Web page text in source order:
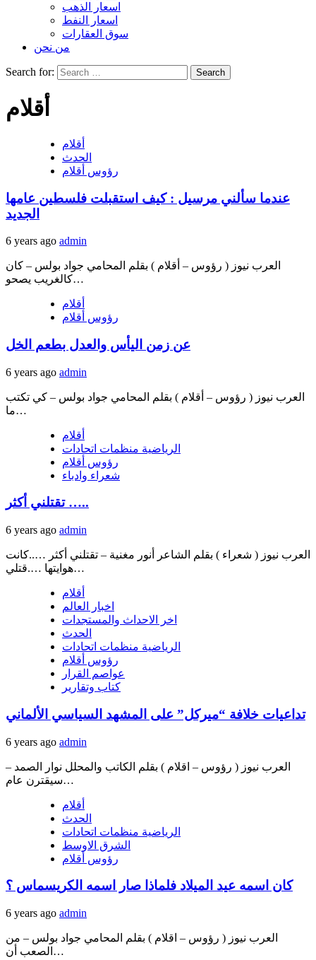
اسعار الذهب
اسعار النفط
سوق العقارات
من نحن
Search for:
أقلام
أقلام
الحدث
رؤوس أقلام
عندما سألني مرسيل : كيف استقبلت فلسطين عامها
الجديد
6 years ago admin
العرب نيوز ( رؤوس – أقلام ) بقلم المحامي جواد بولس – كان
كالغريب يصحو…
أقلام
رؤوس أقلام
عن زمن اليأس والعدل بطعم الخل
6 years ago admin
العرب نيوز ( رؤوس – أقلام ) بقلم المحامي جواد بولس – كي تكتب
ما…
أقلام
الرياضية منظمات اتحادات
رؤوس أقلام
شعراء وادباء
تقتلني أكثر …..
6 years ago admin
العرب نيوز ( شعراء ) بقلم الشاعر أنور مغنية – تقتلني أكثر …..كانت
هوايتها ….قتلي…
أقلام
اخبار العالم
اخر الاحداث والمستجدات
الحدث
الرياضية منظمات اتحادات
رؤوس أقلام
عواصم القرار
كتاب وتقارير
تداعيات خلافة “ميركل” على المشهد السياسي الألماني
6 years ago admin
العرب نيوز ( رؤوس – اقلام ) بقلم الكاتب والمحلل نوار الصمد –
سيقترن عام…
أقلام
الحدث
الرياضية منظمات اتحادات
الشرق الاوسط
رؤوس أقلام
كان اسمه عيد الميلاد فلماذا صار اسمه الكريسماس ؟
6 years ago admin
العرب نيوز ( رؤوس – اقلام ) بقلم المحامي جواد بولس – من
الصعب أن…